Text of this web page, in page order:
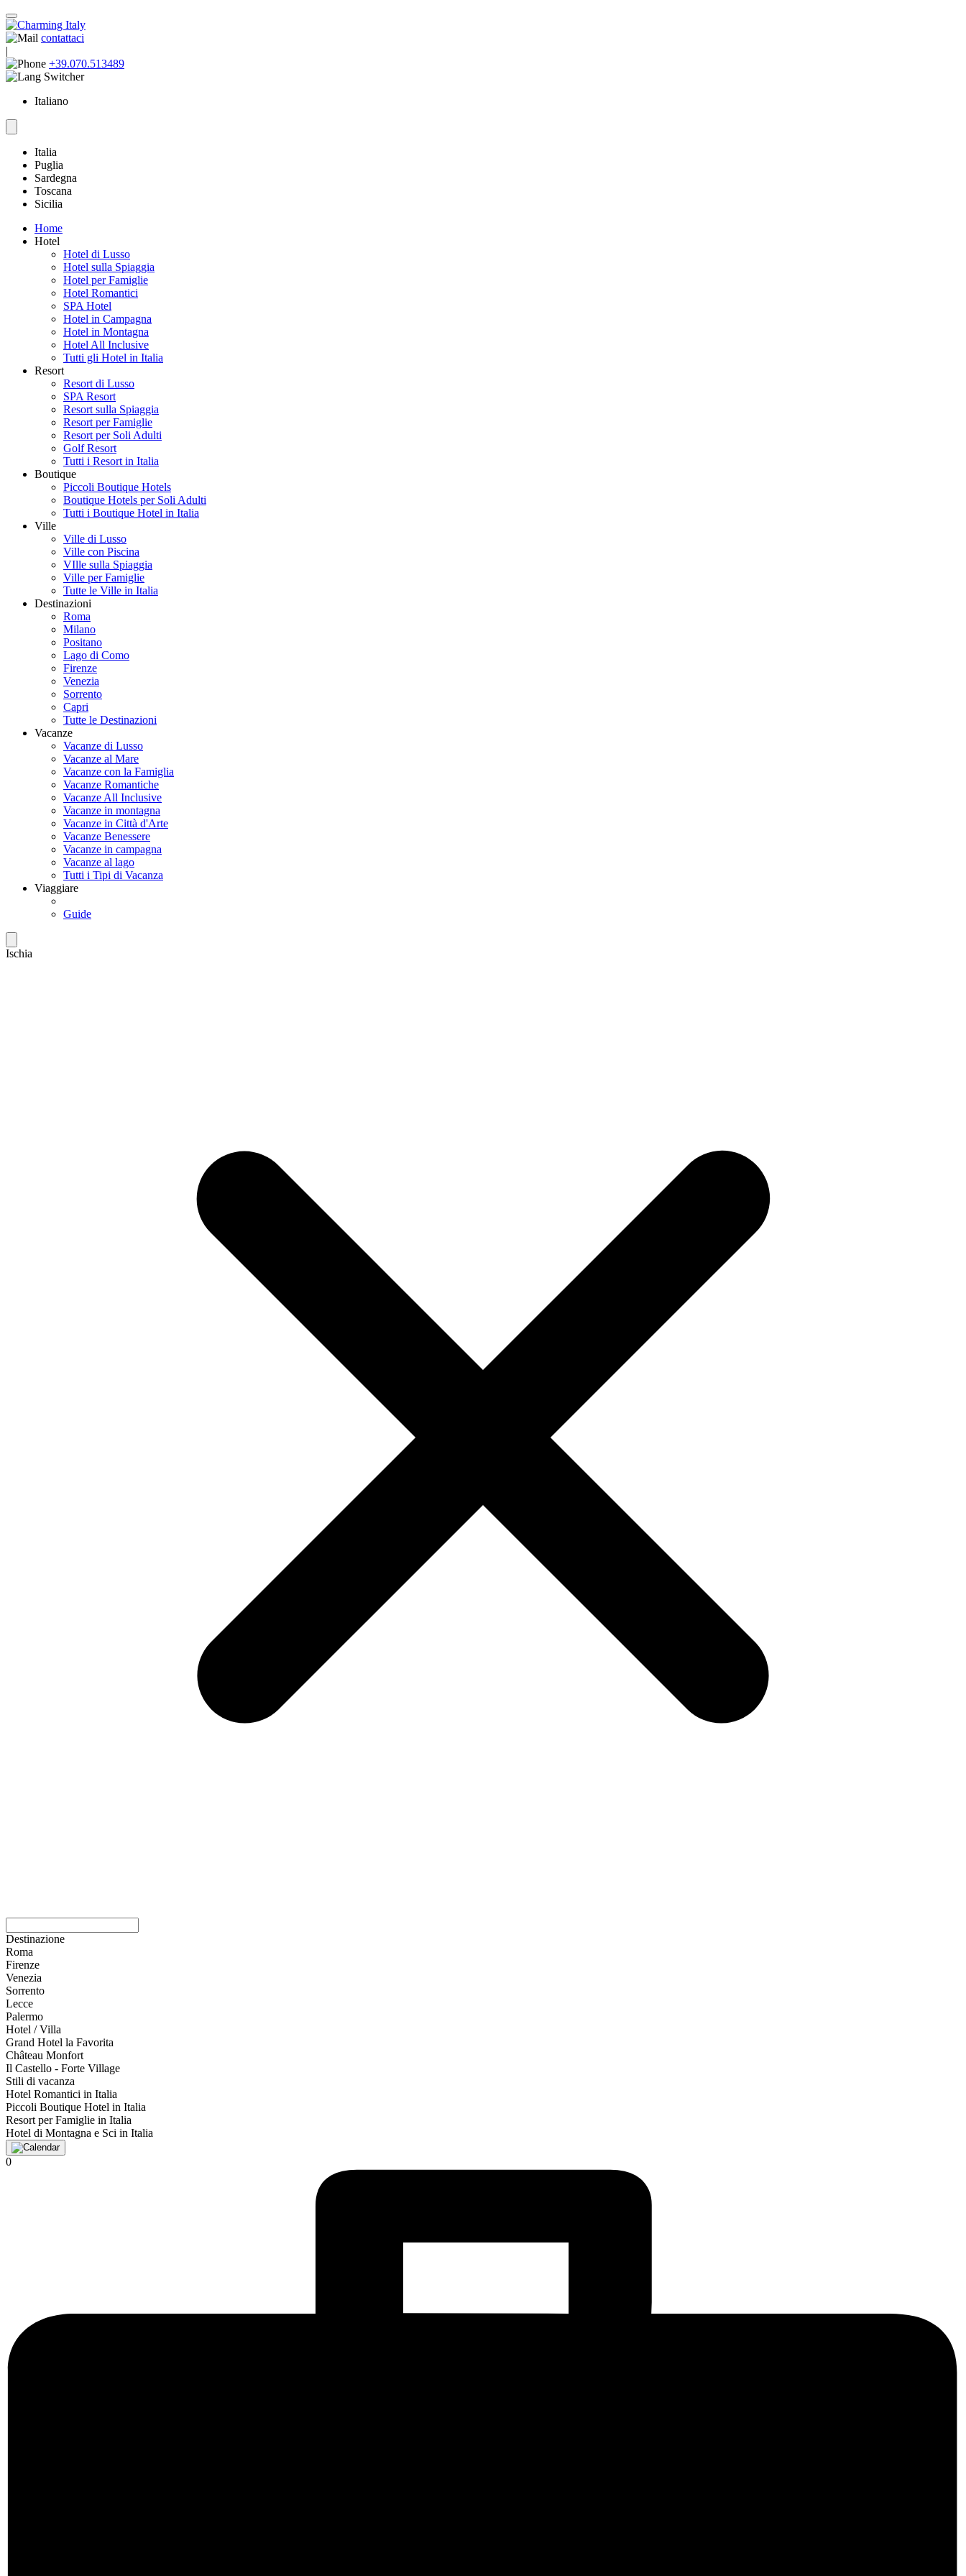
contattaci
|
+39.070.513489
Italiano
Italia
Puglia
Sardegna
Toscana
Sicilia
Home
Hotel
Hotel di Lusso
Hotel sulla Spiaggia
Hotel per Famiglie
Hotel Romantici
SPA Hotel
Hotel in Campagna
Hotel in Montagna
Hotel All Inclusive
Tutti gli Hotel in Italia
Resort
Resort di Lusso
SPA Resort
Resort sulla Spiaggia
Resort per Famiglie
Resort per Soli Adulti
Golf Resort
Tutti i Resort in Italia
Boutique
Piccoli Boutique Hotels
Boutique Hotels per Soli Adulti
Tutti i Boutique Hotel in Italia
Ville
Ville di Lusso
Ville con Piscina
VIlle sulla Spiaggia
Ville per Famiglie
Tutte le Ville in Italia
Destinazioni
Roma
Milano
Positano
Lago di Como
Firenze
Venezia
Sorrento
Capri
Tutte le Destinazioni
Vacanze
Vacanze di Lusso
Vacanze al Mare
Vacanze con la Famiglia
Vacanze Romantiche
Vacanze All Inclusive
Vacanze in montagna
Vacanze in Città d'Arte
Vacanze Benessere
Vacanze in campagna
Vacanze al lago
Tutti i Tipi di Vacanza
Viaggiare
Guide
Ischia
Destinazione
Roma
Firenze
Venezia
Sorrento
Lecce
Palermo
Hotel / Villa
Grand Hotel la Favorita
Château Monfort
Il Castello - Forte Village
Stili di vacanza
Hotel Romantici in Italia
Piccoli Boutique Hotel in Italia
Resort per Famiglie in Italia
Hotel di Montagna e Sci in Italia
0